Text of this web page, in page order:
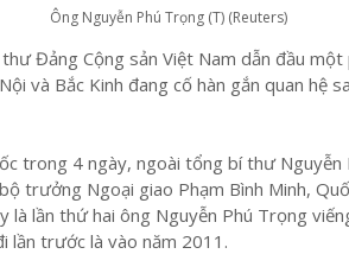
Ông Nguyễn Phú Trọng (T) (Reuters)
Đảng Cộng sản Việt Nam dẫn đầu một
và Bắc Kinh đang cố hàn gắn quan hệ
trong 4 ngày, ngoài tổng bí thư Nguyễn
trưởng Ngoại giao Phạm Bình Minh,
là lần thứ hai ông Nguyễn Phú Trọng
lần trước là vào năm 2011.